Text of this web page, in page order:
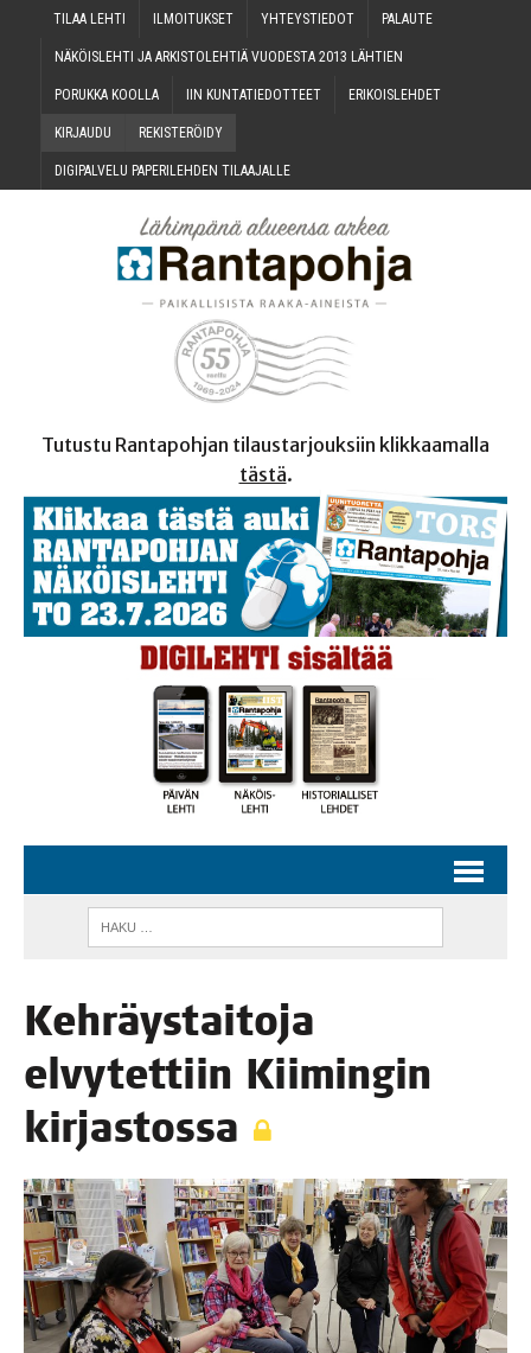
TILAA LEH­TI ILMOI­TUK­SET YHTEYS­TIE­DOT PALAU­TE
NÄKÖIS­LEH­TI JA ARKIS­TO­LEH­TIÄ VUO­DES­TA 2013 LÄHTIEN
PORUK­KA KOOLLA IIN KUN­TA­TIE­DOT­TEET ERI­KOIS­LEH­DET
KIR­JAU­DU REKIS­TE­RÖI­DY
DIGI­PAL­VE­LU PAPE­RI­LEH­DEN TILAAJALLE
Tutustu Rantapohjan tilaustarjouksiin klikkaamalla
tästä.
Keh­räys­tai­to­ja
elvy­tet­tiin Kii­min­gin
kirjastossa